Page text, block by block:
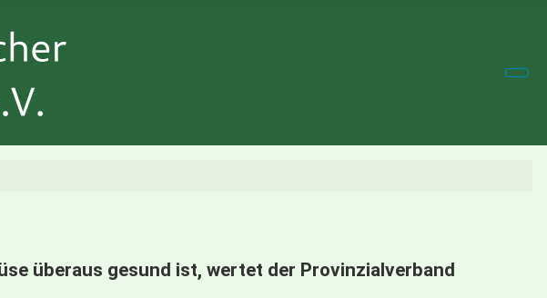
überaus gesund ist, wertet der Provinzialverband